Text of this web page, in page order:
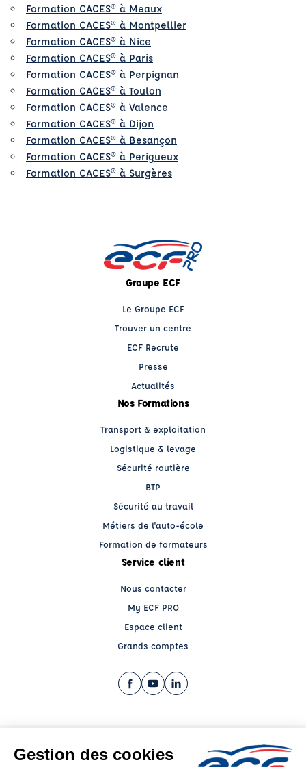
Formation CACES® à Meaux
Formation CACES® à Montpellier
Formation CACES® à Nice
Formation CACES® à Paris
Formation CACES® à Perpignan
Formation CACES® à Toulon
Formation CACES® à Valence
Formation CACES® à Dijon
Formation CACES® à Besançon
Formation CACES® à Perigueux
Formation CACES® à Surgères
Groupe ECF
Le Groupe ECF
Trouver un centre
ECF Recrute
Presse
Actualités
Nos Formations
Transport & exploitation
Logistique & levage
Sécurité routière
BTP
Sécurité au travail
Métiers de l'auto-école
Formation de formateurs
Service client
Nous contacter
My ECF PRO
Espace client
Grands comptes
Facebook (nouvelle fenêtre)
YouTube (nouvelle fenêtre)
LinkedIn (nouvelle fenêtre)
CGV
Mentions légales